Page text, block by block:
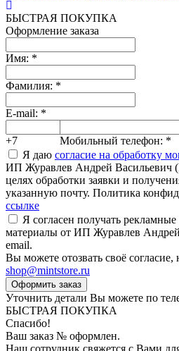
БЫСТРАЯ ПОКУПКА
Оформление заказа
Имя: *
Фамилия: *
E-mail: *
+7 Мобильный телефон: *
Я даю согласие на обработку
ИП Журавлев Андрей Васильевич
целях обработки заявки и
указанную почту. Политика
ссылке
Я согласен получать
материалы от ИП Журавлев
email.
Вы можете отозвать своё согласие,
shop@mintstore.ru
Оформить заказ
Уточнить детали Вы можете по
БЫСТРАЯ ПОКУПКА
Спасибо!
Ваш заказ № оформлен.